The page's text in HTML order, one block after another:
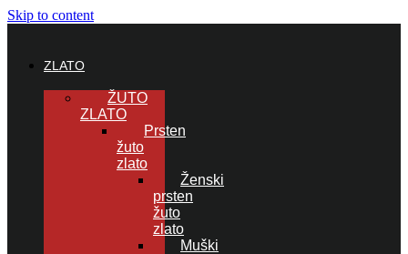
Skip to content
ZLATO
ŽUTO
ZLATO
Prsten
žuto
zlato
Ženski
prsten
žuto
zlato
Muški